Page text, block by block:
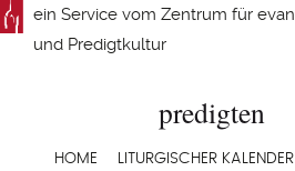
Direkt
zum
ein Service vom Zentrum für
und Predigtkultur
Hauptnavigation
HOME LITURGISCHER KALENDER